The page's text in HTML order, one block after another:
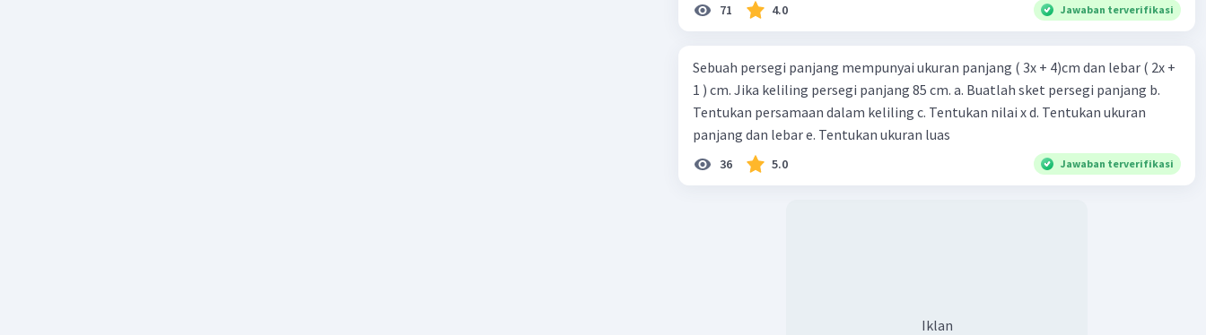
71 4.0 Jawaban terverifikasi
Sebuah persegi panjang mempunyai ukuran panjang ( 3x + 4)cm dan lebar ( 2x +
1 ) cm. Jika keliling persegi panjang 85 cm. a. Buatlah sket persegi panjang b.
Tentukan persamaan dalam keliling c. Tentukan nilai x d. Tentukan ukuran
panjang dan lebar e. Tentukan ukuran luas
36 5.0 Jawaban terverifikasi
Iklan